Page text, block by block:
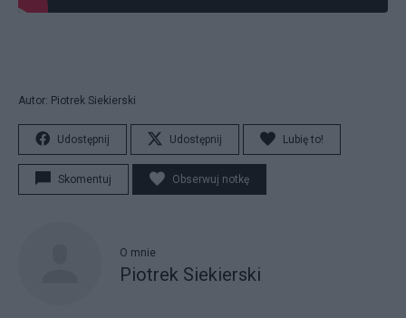
Autor: Piotrek Siekierski
Udostępnij Udostępnij Lubię to!
Skomentuj Obserwuj notkę
O mnie
Piotrek Siekierski